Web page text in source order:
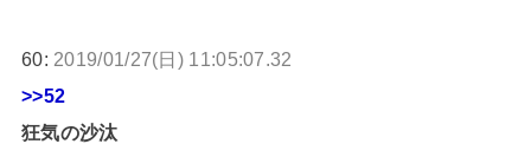
60: 2019/01/27(日) 11:05:07.32
>>52
狂気の沙汰